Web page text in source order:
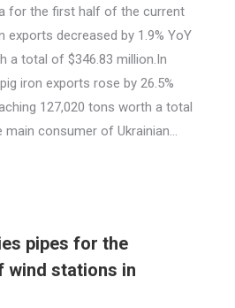
for the first half of the current
exports decreased by 1.9% YoY
a total of $346.83 million.In
iron exports rose by 26.5%
127,020 tons worth a total
main consumer of Ukrainian…
pipes for the
wind stations in